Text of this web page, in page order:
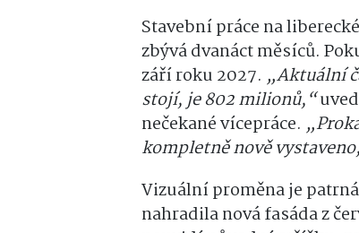
Stavební práce na
zbývá dvanáct měsíců.
září roku 2027. „Aktuální
stojí, je 802 milionů,“
nečekané vícepráce.
kompletně nově
Vizuální proměna je
nahradila nová fasáda z